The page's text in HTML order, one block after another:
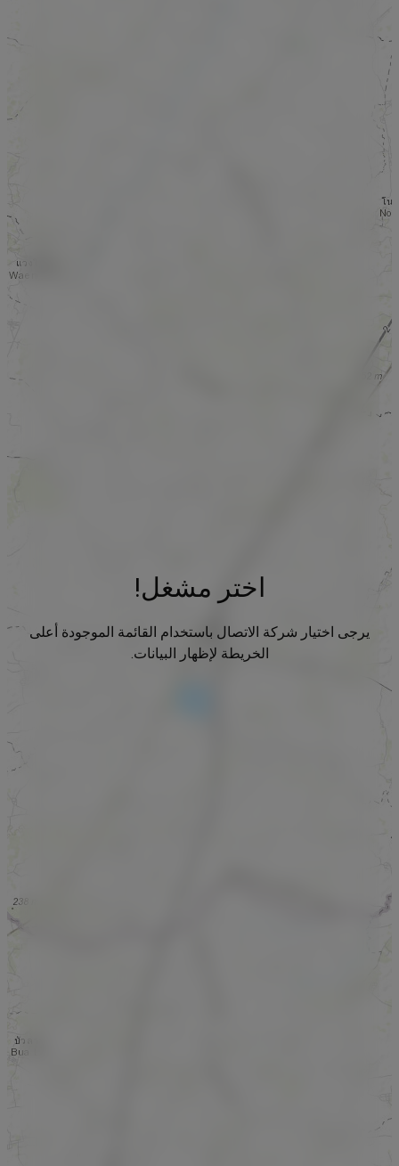
اختر مشغل!
يرجى اختيار شركة الاتصال باستخدام القائمة الموجودة أعلى
الخريطة لإظهار البيانات.